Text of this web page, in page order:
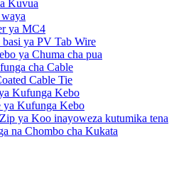
Kuvua
ya MC4
basi ya PV Tab Wire
ya Chuma cha pua
cha Cable
Cable Tie
Kufunga Kebo
ya Kufunga Kebo
ya Koo inayoweza kutumika tena
na Chombo cha Kukata